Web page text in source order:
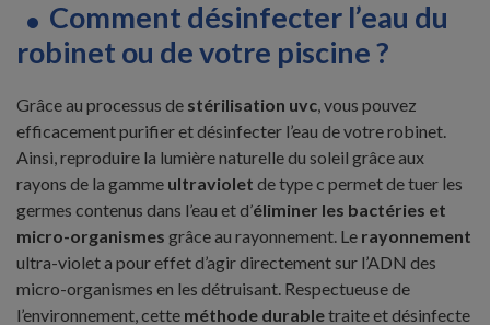
Comment désinfecter l’eau du
robinet ou de votre piscine ?
Grâce au processus de stérilisation uvc, vous pouvez
efficacement purifier et désinfecter l’eau de votre robinet.
Ainsi, reproduire la lumière naturelle du soleil grâce aux
rayons de la gamme ultraviolet de type c permet de tuer les
germes contenus dans l’eau et d’éliminer les bactéries et
micro-organismes grâce au rayonnement. Le rayonnement
ultra-violet a pour effet d’agir directement sur l’ADN des
micro-organismes en les détruisant. Respectueuse de
l’environnement, cette méthode durabletraite et désinfecte